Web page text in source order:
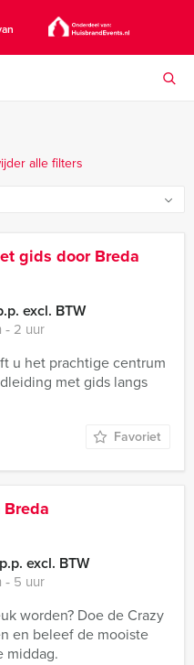
alle filters
gids door Breda
excl. BTW
‐ 2 uur
u het prachtige centrum
met gids langs
Favoriet
p.p. excl. BTW
‐ 5 uur
worden? Doe de Crazy
en beleef de mooiste
middag.